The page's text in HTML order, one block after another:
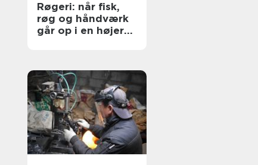
Røgeri: når fisk,
røg og håndværk
går op i en højere